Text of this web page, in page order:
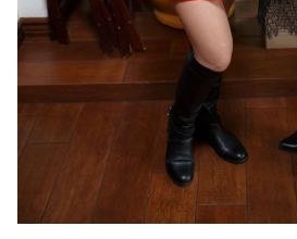
Наталья Скоромная
Наталья Сыпченко (Apivita)
Фото: Дмитрий Ларин
Следите за нашими
ВКонтакте